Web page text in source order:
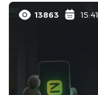
13863